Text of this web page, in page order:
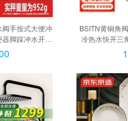
手按式大便冲
脚踩冲水开关
体】, A款 脚
中体】
BSITN黄铜角
冷热水快开三
B503, *【